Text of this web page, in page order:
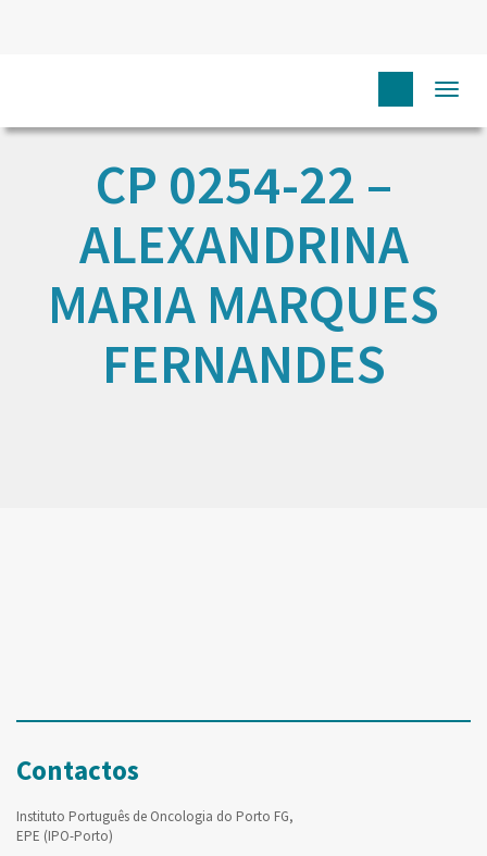
CP 0254-22 –
ALEXANDRINA
MARIA MARQUES
FERNANDES
Contactos
Instituto Português de Oncologia do Porto FG,
EPE (IPO-Porto)